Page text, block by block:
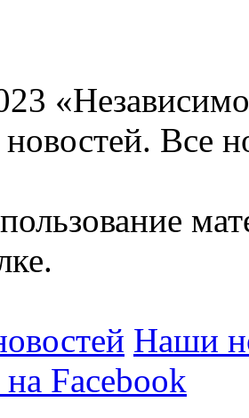
новостей. Все
Наши
Facebook